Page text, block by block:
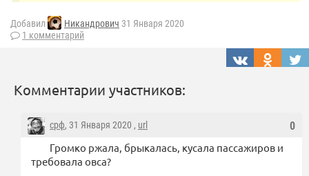
Добавил Никандрович 31 Января 2020
1 комментарий
Комментарии участников:
0
срф, 31 Января 2020 , url
Громко ржала, брыкалась, кусала пассажиров и
требовала овса?